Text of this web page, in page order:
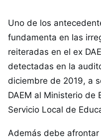
Uno de los
fundamenta en las
reiteradas en el ex
detectadas en la
diciembre de 2019, a
DAEM al Ministerio de
Servicio Local de
Además debe